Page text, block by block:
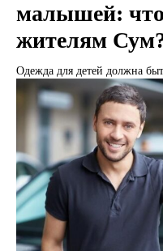
малышей:
жителям
Одежда для детей должна